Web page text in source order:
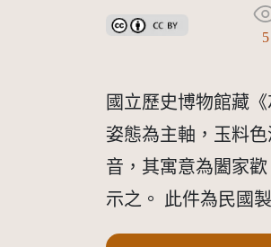
創用CC姓名標示
5
國立歷史博物館藏
姿態為主軸，玉料
音，其寓意為闔家
示之。 此件為民國